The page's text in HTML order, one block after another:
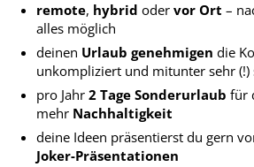
remote, hybrid oder vor Ort –
alles möglich
deinen Urlaub genehmigen die
unkompliziert und mitunter sehr (!)
pro Jahr 2 Tage Sonderurlaub für
mehr Nachhaltigkeit
deine Ideen präsentierst du gern
Joker-Präsentationen